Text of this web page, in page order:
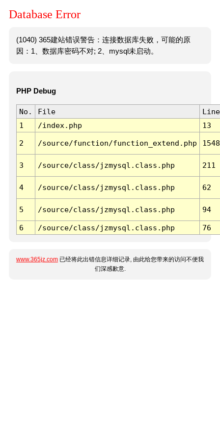
Database Error
(1040) 365建站错误警告：连接数据库失败，可能的原
因：1、数据库密码不对; 2、mysql未启动。
PHP Debug
No. File
Line
1
/index.php 13
2 /source/function/function_extend.php 1548
3 /source/class/jzmysql.class.php 211
4 /source/class/jzmysql.class.php 62
5 /source/class/jzmysql.class.php 94
6 /source/class/jzmysql.class.php 76
www.365jz.com 已经将此出错信息详细记录, 由此给您带来的访问不便我
们深感歉意.